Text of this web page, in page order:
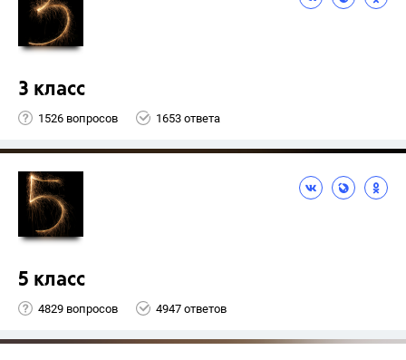
3 класс
1526 вопросов 1653 ответа
5 класс
4829 вопросов 4947 ответов